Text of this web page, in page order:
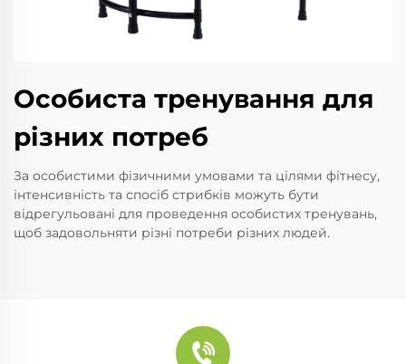
Особиста тренування для
різних потреб
За особистими фізичними умовами та цілями фітнесу,
інтенсивність та спосіб стрибків можуть бути
відрегульовані для проведення особистих тренувань,
щоб задовольняти різні потреби різних людей.